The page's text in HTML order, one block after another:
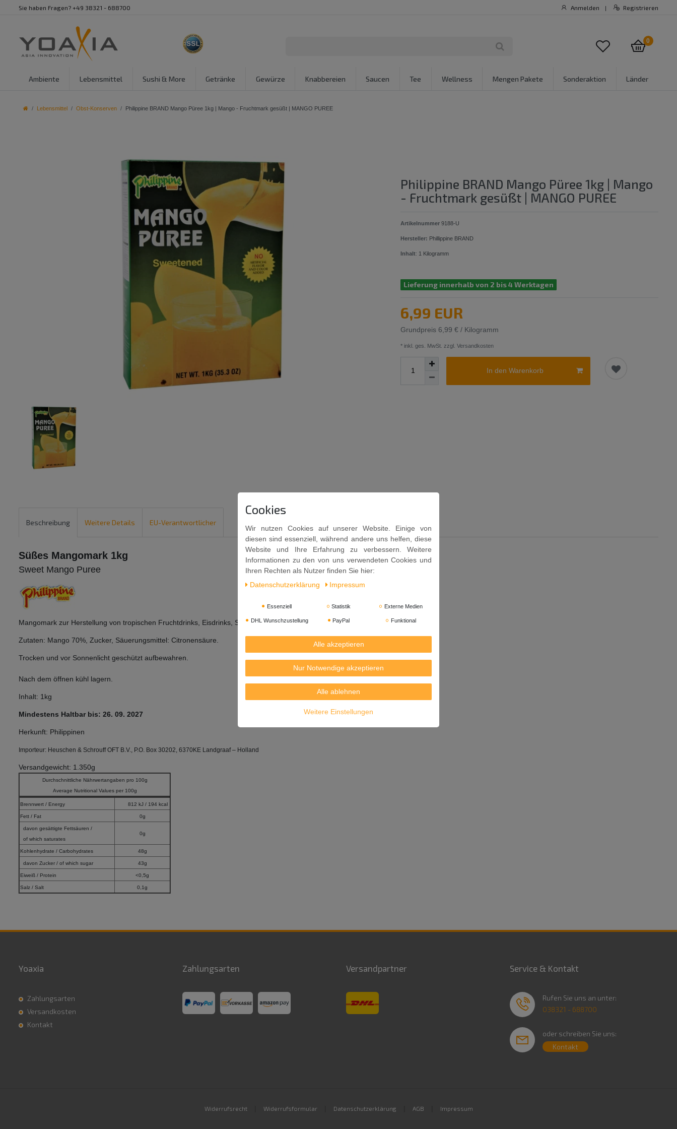
Sie haben Fragen? +49 38321 - 688700 Anmelden | Registrieren
0
Ambiente Lebensmittel Sushi & More Getränke Gewürze Knabbereien Saucen Tee Wellness Mengen Pakete Sonderaktion Länder
Lebensmittel Obst-Konserven Philippine BRAND Mango Püree 1kg | Mango - Fruchtmark gesüßt | MANGO PUREE
Philippine BRAND Mango Püree 1kg | Mango
- Fruchtmark gesüßt | MANGO PUREE
Artikelnummer9188-U
Hersteller: Phillippine BRAND
Inhalt: 1 Kilogramm
Lieferung innerhalb von 2 bis 4 Werktagen
6,99 EUR
Grundpreis 6,99 € / Kilogramm
* inkl. ges. MwSt. zzgl. Versandkosten
In den Warenkorb
Beschreibung Weitere Details EU-Verantwortlicher
Süßes Mangomark 1kg
Sweet Mango Puree
Mangomark zur Herstellung von tropischen Fruchtdrinks, Eisdrinks, Speiseeis und vielem anderen.
Zutaten: Mango 70%, Zucker, Säuerungsmittel: Citronensäure.
Trocken und vor Sonnenlicht geschützt aufbewahren.
Nach dem öffnen kühl lagern.
Inhalt: 1kg
Mindestens Haltbar bis: 26. 09. 2027
Herkunft: Philippinen
Importeur: Heuschen & Schrouff OFT B.V., P.O. Box 30202, 6370KE Landgraaf – Holland
Versandgewicht: 1.350g
Durchschnittliche Nährwertangaben pro 100g
Average Nutritional Values per 100g
Brennwert / Energy 812 kJ / 194 kcal
Fett / Fat 0g
davon gesättigte Fettsäuren /
of which saturates
0g
Kohlenhydrate / Carbohydrates 48g
davon Zucker / of which sugar 43g
Eiweiß / Protein <0,5g
Salz / Salt 0,1g
Yoaxia
Zahlungsarten
Versandkosten
Kontakt
Zahlungsarten Versandpartner Service & Kontakt
Rufen Sie uns an unter:
038321 - 688700
oder schreiben Sie uns:
Kontakt
Widerrufsrecht Widerrufsformular Datenschutzerklärung AGB Impressum
Cookies
Wir nutzen Cookies auf unserer Website. Einige von
diesen sind essenziell, während andere uns helfen, diese
Website und Ihre Erfahrung zu verbessern. Weitere
Informationen zu den von uns verwendeten Cookies und
Ihren Rechten als Nutzer finden Sie hier:
Daten­schutz­erklärung
Impressum
Essenziell Statistik Externe Medien
DHL Wunschzustellung PayPal Funktional
Alle akzeptieren
Nur Notwendige akzeptieren
Alle ablehnen
Weitere Einstellungen